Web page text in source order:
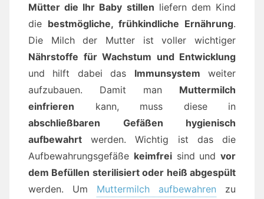
Mütter die Ihr Baby stillen liefern dem Kind
die bestmögliche, frühkindliche Ernährung.
Die Milch der Mutter ist voller wichtiger
Nährstoffe für Wachstum und Entwicklung
und hilft dabei das Immunsystem weiter
aufzubauen. Damit man Muttermilch
einfrieren kann, muss diese in
abschließbaren Gefäßen hygienisch
aufbewahrt werden. Wichtig ist das die
Aufbewahrungsgefäße keimfreisind und vor
dem Befüllen sterilisiert oder heiß abgespült
werden. Um Muttermilch aufbewahren zu